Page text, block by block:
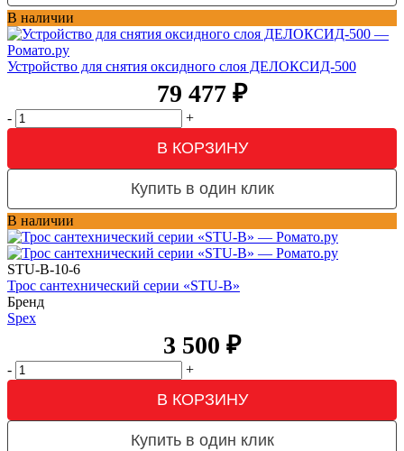
В наличии
Устройство для снятия оксидного слоя ДЕЛОКСИД-500
79 477 ₽
- +
В КОРЗИНУ
Купить в один клик
В наличии
STU-B-10-6
Трос сантехнический серии «STU-B»
Бренд
Spex
3 500 ₽
- +
В КОРЗИНУ
Купить в один клик